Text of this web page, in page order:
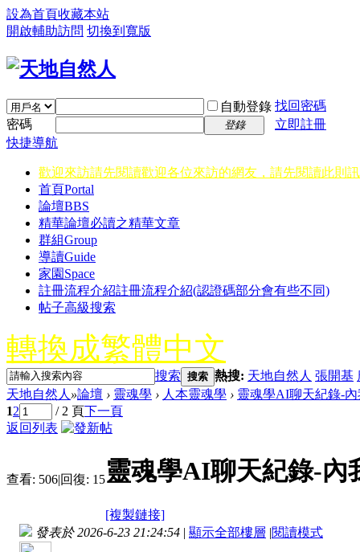
設為首頁收藏本站
開啟輔助訪問 切換到寬版
自動登錄 找回密碼
密碼
登錄
立即註冊
快捷導航
歡迎來訪請先閱讀歡迎各位來訪的網友，請先閱讀此則
首頁Portal
論壇BBS
精華論壇必讀之精華文章
群組Group
導讀Guide
家園 Space
註冊流程介紹註冊流程介紹(認證碼部分會有些不同)
帖子高級搜索
轉換成繁體中文
搜索 搜索 熱搜: 天地自然人 張開基
天地自然人 »論壇 › 靈魂學 › 人本靈魂學 › 靈魂學AI聊天紀錄-
12 / 2 頁下一頁
返回列表
查看: 506|回復: 15靈魂學AI聊天紀錄-內
[複製鏈接]
發表於 2026-6-23 21:24:54 | 顯示全部樓層 |閱讀模式